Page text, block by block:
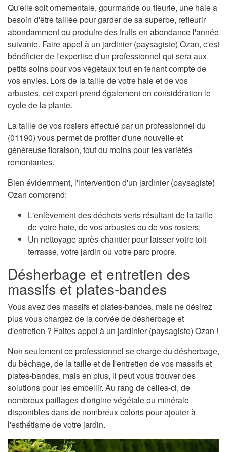
Qu'elle soit ornementale, gourmande ou fleurie, une haie a
besoin d'être taillée pour garder de sa superbe, refleurir
abondamment ou produire des fruits en abondance l'année
suivante. Faire appel à un jardinier (paysagiste) Ozan, c'est
bénéficier de l'expertise d'un professionnel qui sera aux
petits soins pour vos végétaux tout en tenant compte de
vos envies. Lors de la taille de votre haie et de vos
arbustes, cet expert prend également en considération le
cycle de la plante.
La taille de vos rosiers effectué par un professionnel du
(01190) vous permet de profiter d'une nouvelle et
généreuse floraison, tout du moins pour les variétés
remontantes.
Bien évidemment, l'intervention d'un jardinier (paysagiste)
Ozan comprend:
L'enlèvement des déchets verts résultant de la taille
de votre haie, de vos arbustes ou de vos rosiers;
Un nettoyage après-chantier pour laisser votre toit-
terrasse, votre jardin ou votre parc propre.
Désherbage et entretien des
massifs et plates-bandes
Vous avez des massifs et plates-bandes, mais ne désirez
plus vous chargez de la corvée de désherbage et
d'entretien ? Faites appel à un jardinier (paysagiste) Ozan !
Non seulement ce professionnel se charge du désherbage,
du bêchage, de la taille et de l'entretien de vos massifs et
plates-bandes, mais en plus, il peut vous trouver des
solutions pour les embellir. Au rang de celles-ci, de
nombreux paillages d'origine végétale ou minérale
disponibles dans de nombreux coloris pour ajouter à
l'esthétisme de votre jardin.